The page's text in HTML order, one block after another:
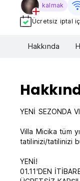
kalmak
Ücretsiz iptal
Hakkında
YENİ SEZONDA
Villa Micika tüm
tatilinizi/tatilinizi
YENİ!
01.11'DEN